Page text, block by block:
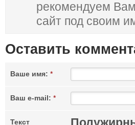
рекомендуем Вам
сайт под своим
Оставить
Ваше имя: *
Ваш e-mail: *
Текст